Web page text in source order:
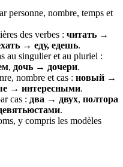
personne, nombre, temps et
des verbes : читать →
→ еду, едешь.
au singulier et au pluriel :
, дочь → дочери.
nombre et cas : новый →
→ интересными.
cas : два → двух, полтора
.
y compris les modèles